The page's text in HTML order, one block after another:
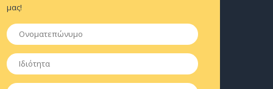
μας!
Ονοματεπώνυμο
Ιδιότητα